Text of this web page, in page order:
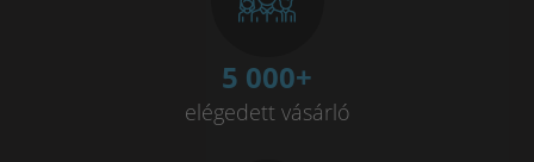
5 000+
elégedett vásárló